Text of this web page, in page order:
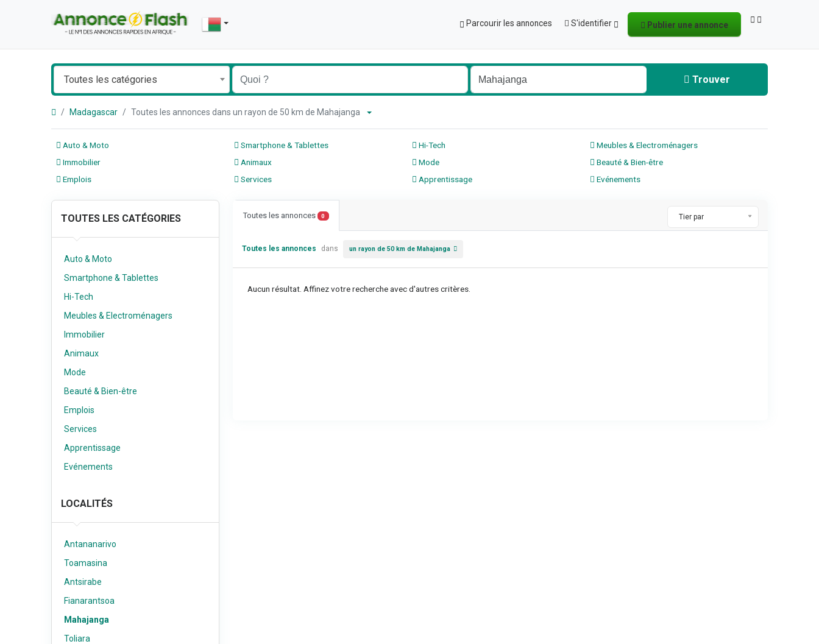
Parcourir les annonces S'identifier Publier une annonce
Toutes les catégories Trouver
Madagascar Toutes les annonces dans un rayon de 50 km de Mahajanga
Auto & Moto Smartphone & Tablettes Hi-Tech
Meubles & Electroménagers
Immobilier
Animaux Mode
Beauté & Bien-être
Emplois
Services Apprentissage Evénements
TOUTES LES CATÉGORIES
Auto & Moto
Smartphone & Tablettes
Hi-Tech
Meubles & Electroménagers
Immobilier
Animaux
Mode
Beauté & Bien-être
Emplois
Services
Apprentissage
Evénements
LOCALITÉS
Antananarivo
Toamasina
Antsirabe
Fianarantsoa
Mahajanga
Toliara
Toutes les annonces 0 Tier par
Toutes les annonces dans un rayon de 50 km de Mahajanga
Aucun résultat. Affinez votre recherche avec d'autres critères.